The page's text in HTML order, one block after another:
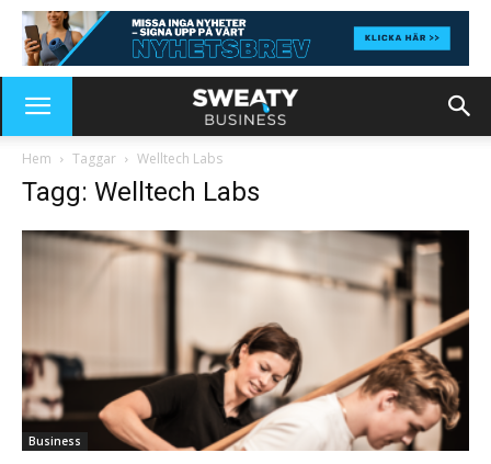
Hem Taggar Welltech Labs
Tagg: Welltech Labs
Business